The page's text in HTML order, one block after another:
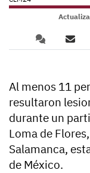
Al menos 11
resultaron
durante un
Loma de
Salamanca,
de México.